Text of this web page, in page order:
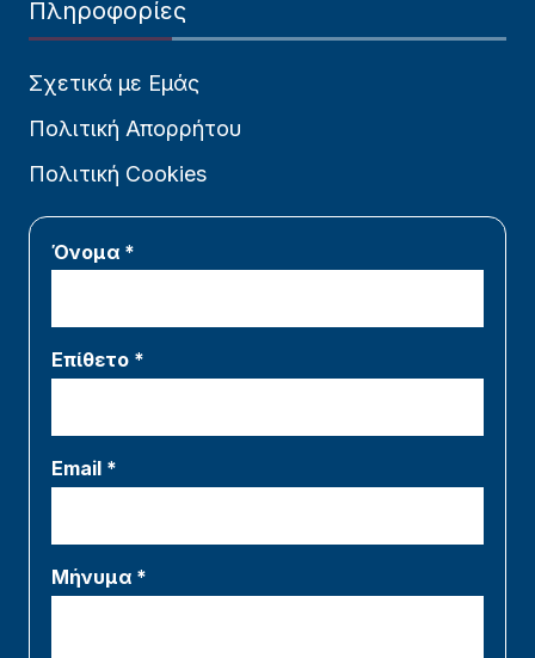
Πληροφορίες
Σχετικά με Εμάς
Πολιτική Απορρήτου
Πολιτική Cookies
Όνομα *
Επίθετο *
Email *
Μήνυμα *